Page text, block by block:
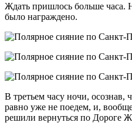
Ждать пришлось больше часа.
было награждено.
В третьем часу ночи, осознав,
равно уже не поедем, и,
решили вернуться по Дороге